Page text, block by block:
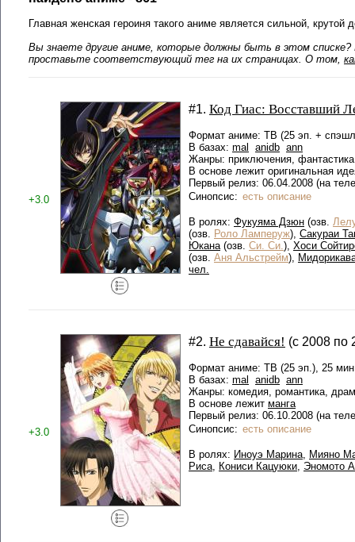
Главная женская героиня такого аниме является сильной, крутой
Вы знаете другие аниме, которые должны быть в этом списке?
проставьте соответствующий тег на их страницах. О том,
+3.0
#1. Код Гиас: Восставший
Формат аниме: ТВ (25 эп. +
В базах: mal anidb ann
Жанры: приключения,
В основе лежит оригинальная
Первый релиз: 06.04.2008 (на
Синопсис: есть описание
В ролях: Фукуяма Дзюн (озв.
(озв. Роло Ламперуж), Сакураи
Юкана(озв. Си. Си.), Хоси
(озв. Аня Альстрейм),
чел.
+3.0
#2. Не сдавайся! (с 2008 по
Формат аниме: ТВ (25 эп.), 25
В базах: mal anidb ann
Жанры: комедия, романтика,
В основе лежит манга
Первый релиз: 06.10.2008 (на
Синопсис: есть описание
В ролях: Иноуэ Марина, Мияно
Риса, Кониси Кацуюки, Эномото